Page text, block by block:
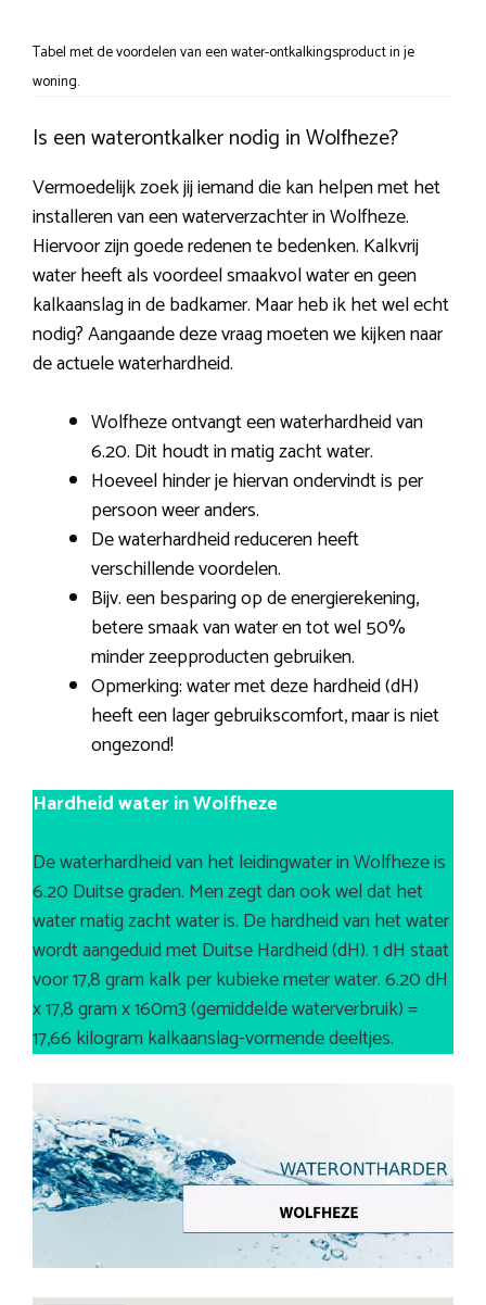
Tabel met de voordelen van een water-ontkalkingsproduct in je
woning.
Is een waterontkalker nodig in Wolfheze?
Vermoedelijk zoek jij iemand die kan helpen met het
installeren van een waterverzachter in Wolfheze.
Hiervoor zijn goede redenen te bedenken. Kalkvrij
water heeft als voordeel smaakvol water en geen
kalkaanslag in de badkamer. Maar heb ik het wel echt
nodig? Aangaande deze vraag moeten we kijken naar
de actuele waterhardheid.
Wolfheze ontvangt een waterhardheid van
6.20. Dit houdt in matig zacht water.
Hoeveel hinder je hiervan ondervindt is per
persoon weer anders.
De waterhardheid reduceren heeft
verschillende voordelen.
Bijv. een besparing op de energierekening,
betere smaak van water en tot wel 50%
minder zeepproducten gebruiken.
Opmerking: water met deze hardheid (dH)
heeft een lager gebruikscomfort, maar is niet
ongezond!
Hardheid water in Wolfheze
De waterhardheid van het leidingwater in Wolfheze is
6.20 Duitse graden. Men zegt dan ook wel dat het
water matig zacht water is. De hardheid van het water
wordt aangeduid met Duitse Hardheid (dH). 1 dH staat
voor 17,8 gram kalk per kubieke meter water. 6.20 dH
x 17,8 gram x 160m3 (gemiddelde waterverbruik) =
17,66 kilogram kalkaanslag-vormende deeltjes.